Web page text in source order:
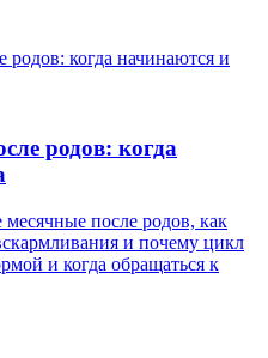
родов: когда
после родов, как
и почему цикл
и когда обращаться к